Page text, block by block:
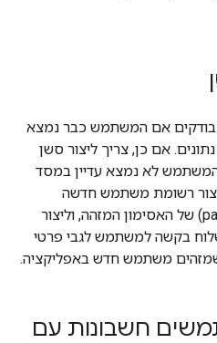
אם המשתמש כבר נמצא
אם כן, צריך ליצור סשן
לא נמצא עדיין במסד
רשומת משתמש חדשה
מהמידע במטען הייעודי (payload) של האסימון המזהה, וליצור
בקשה למשתמש לגבי פרטי
משתמש חדש באפליקציה.
חשבונות עם